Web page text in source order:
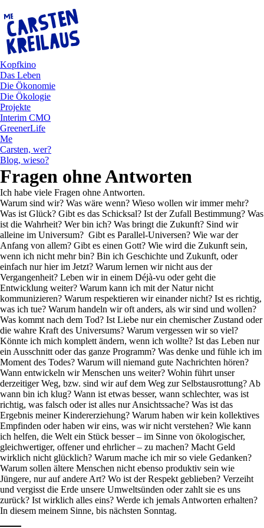
Kopfkino
Das Leben
Die Ökonomie
Die Ökologie
Projekte
Interim CMO
GreenerLife
Me
Carsten, wer?
Blog, wieso?
Fragen ohne Antworten
Ich habe viele Fragen ohne Antworten.
Warum sind wir? Was wäre wenn? Wieso wollen wir immer mehr?
Was ist Glück? Gibt es das Schicksal? Ist der Zufall Bestimmung? Was
ist die Wahrheit? Wer bin ich? Was bringt die Zukunft? Sind wir
alleine im Universum? Gibt es Parallel-Universen? Wie war der
Anfang von allem? Gibt es einen Gott? Wie wird die Zukunft sein,
wenn ich nicht mehr bin? Bin ich Geschichte und Zukunft, oder
einfach nur hier im Jetzt? Warum lernen wir nicht aus der
Vergangenheit? Leben wir in einem Déjà-vu oder geht die
Entwicklung weiter? Warum kann ich mit der Natur nicht
kommunizieren? Warum respektieren wir einander nicht? Ist es richtig,
was ich tue? Warum handeln wir oft anders, als wir sind und wollen?
Was kommt nach dem Tod? Ist Liebe nur ein chemischer Zustand oder
die wahre Kraft des Universums? Warum vergessen wir so viel?
Könnte ich mich komplett ändern, wenn ich wollte? Ist das Leben nur
ein Ausschnitt oder das ganze Programm? Was denke und fühle ich im
Moment des Todes? Warum will niemand gute Nachrichten hören?
Wann entwickeln wir Menschen uns weiter? Wohin führt unser
derzeitiger Weg, bzw. sind wir auf dem Weg zur Selbstausrottung? Ab
wann bin ich klug? Wann ist etwas besser, wann schlechter, was ist
richtig, was falsch oder ist alles nur Ansichtssache? Was ist das
Ergebnis meiner Kindererziehung? Warum haben wir kein kollektives
Empfinden oder haben wir eins, was wir nicht verstehen? Wie kann
ich helfen, die Welt ein Stück besser – im Sinne von ökologischer,
gleichwertiger, offener und ehrlicher – zu machen? Macht Geld
wirklich nicht glücklich? Warum mache ich mir so viele Gedanken?
Warum sollen ältere Menschen nicht ebenso produktiv sein wie
Jüngere, nur auf andere Art? Wo ist der Respekt geblieben? Verzeiht
und vergisst die Erde unsere Umweltsünden oder zahlt sie es uns
zurück? Ist wirklich alles eins? Werde ich jemals Antworten erhalten?
In diesem meinem Sinne, bis nächsten Sonntag.